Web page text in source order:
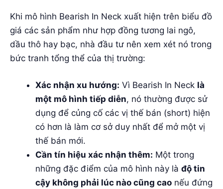
Khi mô hình Bearish In Neck xuất hiện trên biểu đồ
giá các sản phẩm như hợp đồng tương lai ngô,
dầu thô hay bạc, nhà đầu tư nên xem xét nó trong
bức tranh tổng thể của thị trường:
Xác nhận xu hướng: Vì Bearish In Neck là
một mô hình tiếp diễn, nó thường được sử
dụng để củng cố các vị thế bán (short) hiện
có hơn là làm cơ sở duy nhất để mở một vị
thế bán mới.
Cần tín hiệu xác nhận thêm: Một trong
những đặc điểm của mô hình này là độ tin
cậy không phải lúc nào cũng cao nếu đứng